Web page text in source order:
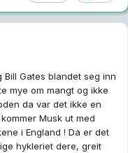
Gates blandet seg inn
mye om mangt og ikke
da var det ikke en
Musk ut med
i England ! Da er det
hykleriet dere, greit